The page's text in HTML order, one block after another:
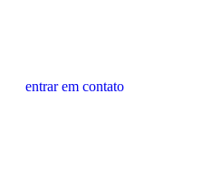
entrar em contato